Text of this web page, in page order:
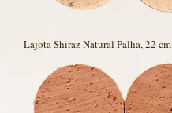
Lajota Shiraz Natural Palha, 22 cm